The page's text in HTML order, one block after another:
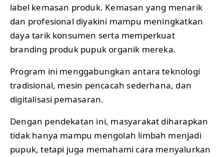
label kemasan produk. Kemasan yang menarik
dan profesional diyakini mampu meningkatkan
daya tarik konsumen serta memperkuat
branding produk pupuk organik mereka.
Program ini menggabungkan antara teknologi
tradisional, mesin pencacah sederhana, dan
digitalisasi pemasaran.
Dengan pendekatan ini, masyarakat diharapkan
tidak hanya mampu mengolah limbah menjadi
pupuk, tetapi juga memahami cara menyalurkan